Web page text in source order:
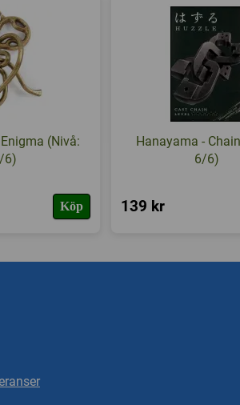
(Nivå:
6)
Köp
Hanayama -
6/6)
139 kr